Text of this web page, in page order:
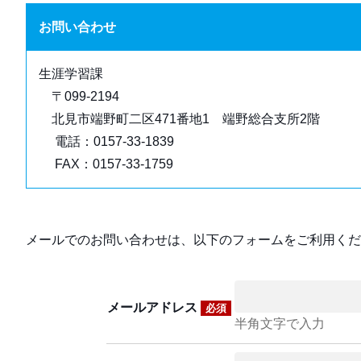
お問い合わせ
生涯学習課
〒099-2194
北見市端野町二区471番地1 端野総合支所2階
電話：0157-33-1839
FAX：0157-33-1759
メールでのお問い合わせは、以下のフォームをご利用く
メールアドレス 必須
半角文字で入力